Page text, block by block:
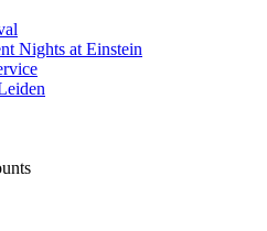
Nights at Einstein